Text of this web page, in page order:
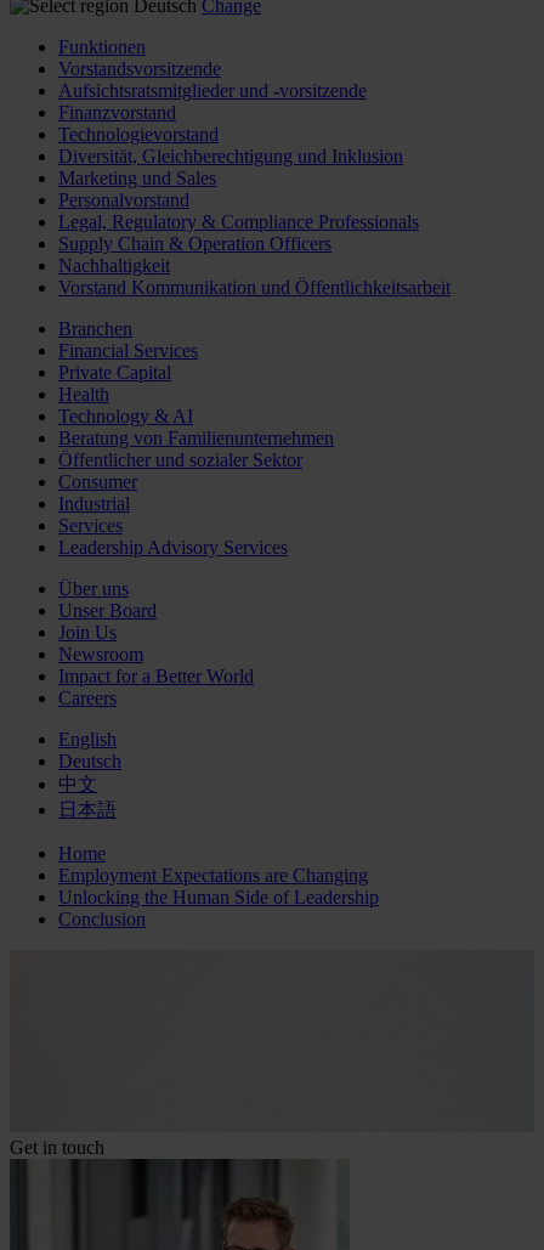
Deutsch Change
Funktionen
Vorstandsvorsitzende
Aufsichtsratsmitglieder und -vorsitzende
Finanzvorstand
Technologievorstand
Diversität, Gleichberechtigung und Inklusion
Marketing und Sales
Personalvorstand
Legal, Regulatory & Compliance Professionals
Supply Chain & Operation Officers
Nachhaltigkeit
Vorstand Kommunikation und Öffentlichkeitsarbeit
Branchen
Financial Services
Private Capital
Health
Technology & AI
Beratung von Familienunternehmen
Öffentlicher und sozialer Sektor
Consumer
Industrial
Services
Leadership Advisory Services
Über uns
Unser Board
Join Us
Newsroom
Impact for a Better World
Careers
English
Deutsch
中文
日本語
Home
Employment Expectations are Changing
Unlocking the Human Side of Leadership
Conclusion
Get in touch